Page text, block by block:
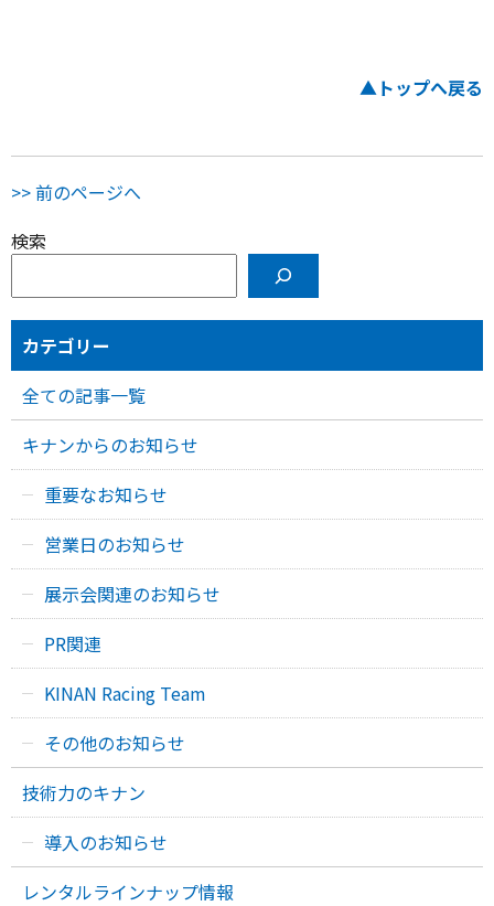
▲トップへ戻る
>> 前のページへ
検索
カテゴリー
全ての記事一覧
キナンからのお知らせ
重要なお知らせ
営業日のお知らせ
展示会関連のお知らせ
PR関連
KINAN Racing Team
その他のお知らせ
技術力のキナン
導入のお知らせ
レンタルラインナップ情報